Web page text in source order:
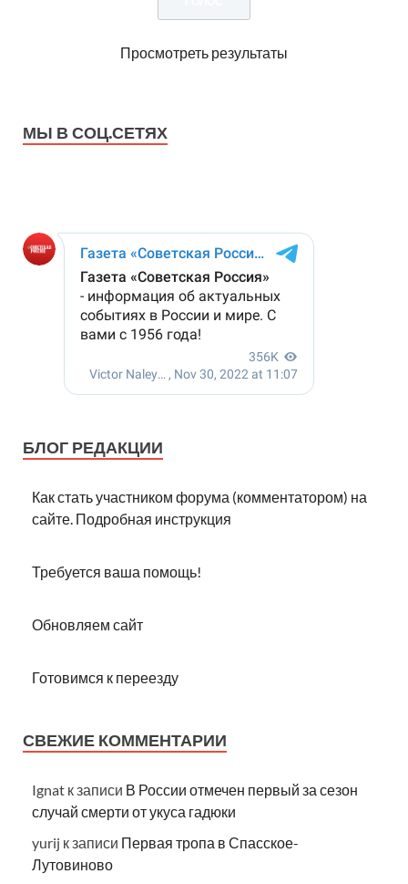
Просмотреть результаты
МЫ В СОЦ.СЕТЯХ
БЛОГ РЕДАКЦИИ
Как стать участником форума (комментатором) на
сайте. Подробная инструкция
Требуется ваша помощь!
Обновляем сайт
Готовимся к переезду
СВЕЖИЕ КОММЕНТАРИИ
Ignat к записи В России отмечен первый за сезон
случай смерти от укуса гадюки
yurij к записи Первая тропа в Спасское-
Лутовиново